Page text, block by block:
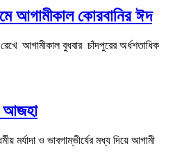
আগামীকাল কোরবানির ঈদ
আগামীকাল বুধবার চাঁদপুরের অর্ধশতাধিক
আজহা
ও ভাবগাম্ভীর্যের মধ্য দিয়ে আগামী